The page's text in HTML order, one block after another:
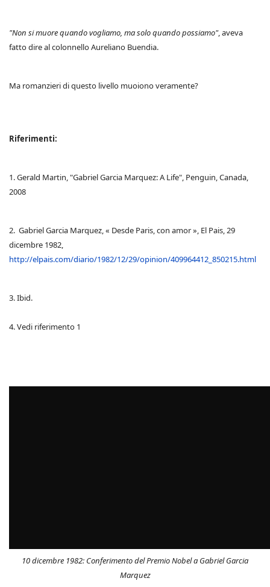
"Non si muore quando vogliamo, ma solo quando possiamo", aveva
fatto dire al colonnello Aureliano Buendia.
Ma romanzieri di questo livello muoiono veramente?
Riferimenti:
1. Gerald Martin, "Gabriel Garcia Marquez: A Life", Penguin, Canada,
2008
2. Gabriel Garcia Marquez, « Desde Paris, con amor », El Pais, 29
dicembre 1982,
http://elpais.com/diario/1982/12/29/opinion/409964412_850215.html
3. Ibid.
4. Vedi riferimento 1
10 dicembre 1982: Conferimento del Premio Nobel a Gabriel Garcia
Marquez